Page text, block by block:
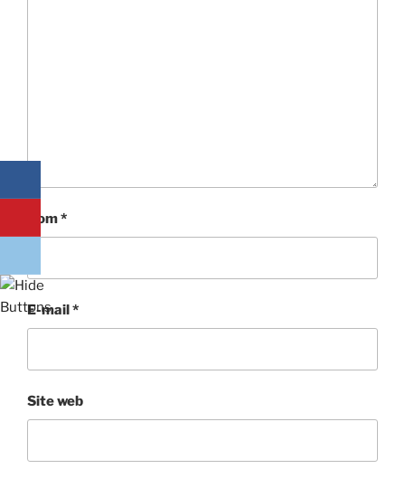
Nom*
E-mail*
Site web